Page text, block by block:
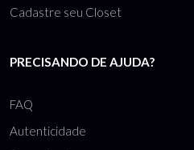
Cadastre seu Closet
PRECISANDO DE AJUDA?
FAQ
Autenticidade